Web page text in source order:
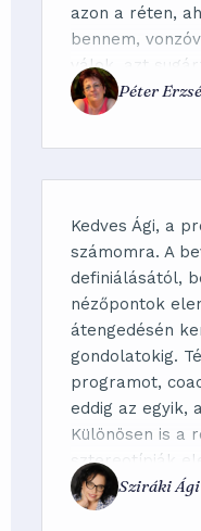
azon a réten,
bennem,
válok, azt
szerethető nőt,
Hálás vagyok
Péter
Kedves Ági, a
számomra. A
definiálásától,
nézőpontok
átengedésén
gondolatokig.
programot,
eddig az egyik,
Különösen is a
sztereotípiák
leghasznosabb.
Neked!
Sziráki Ági